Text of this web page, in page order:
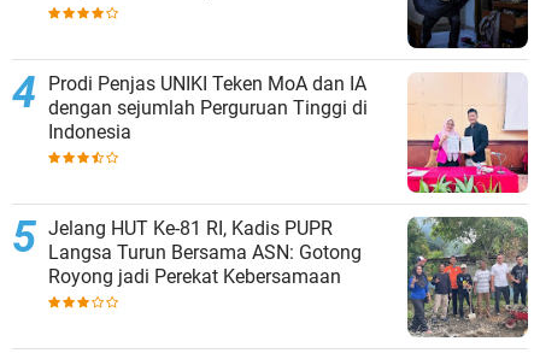
Prodi Penjas UNIKI Teken MoA dan IA
dengan sejumlah Perguruan Tinggi di
Indonesia
Jelang HUT Ke-81 RI, Kadis PUPR
Langsa Turun Bersama ASN: Gotong
Royong jadi Perekat Kebersamaan